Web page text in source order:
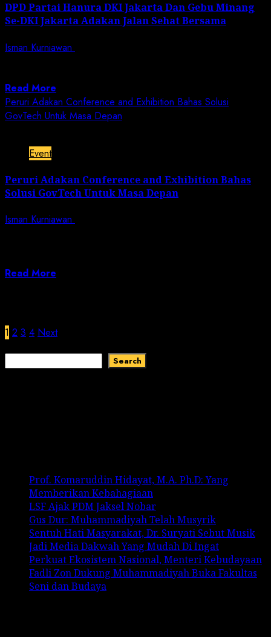
DPD Partai Hanura DKI Jakarta Dan Gebu Minang
Se-DKI Jakarta Adakan Jalan Sehat Bersama
Isman Kurniawan
Read More
Peruri Adakan Conference and Exhibition Bahas Solusi
GovTech Untuk Masa Depan
Event
Peruri Adakan Conference and Exhibition Bahas
Solusi GovTech Untuk Masa Depan
Isman Kurniawan
Read More
1 2 3 4 Next
Search
Prof. Komaruddin Hidayat, M.A. Ph.D: Yang
Memberikan Kebahagiaan
LSF Ajak PDM Jaksel Nobar
Gus Dur: Muhammadiyah Telah Musyrik
Sentuh Hati Masyarakat, Dr. Suryati Sebut Musik
Jadi Media Dakwah Yang Mudah Di Ingat
Perkuat Ekosistem Nasional, Menteri Kebudayaan
Fadli Zon Dukung Muhammadiyah Buka Fakultas
Seni dan Budaya